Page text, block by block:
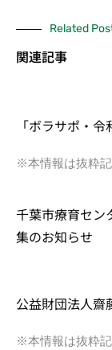
Related
関連記事
「ボラサポ・
※本情報は抜粋
千葉市療育セン
集のお知らせ
公益財団法人齋
※本情報は抜粋